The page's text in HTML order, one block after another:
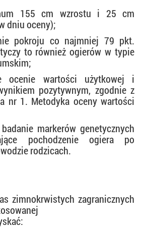
155 cm wzrostu i 25 cm
dniu oceny);
pokroju co najmniej 79 pkt.
to również ogierów w typie
ocenie wartości użytkowej i
pozytywnym, zgodnie z
nr 1. Metodyka oceny wartości
markerów genetycznych
pochodzenie ogiera po
rodzicach.
zimnokrwistych zagranicznych